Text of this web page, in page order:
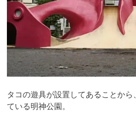
タコの遊具が設置してあることから、
ている明神公園。